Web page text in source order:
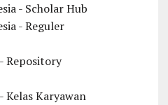
- Scholar Hub
- Reguler
Repository
Kelas Karyawan